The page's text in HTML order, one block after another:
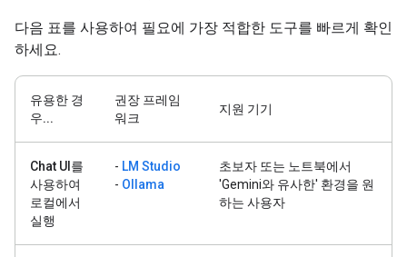
다음 표를 사용하여 필요에 가장 적합한 도구를 빠르게 확인
하세요.
유용한 경
우...
권장 프레임
워크
지원 기기
Chat UI를
사용하여
로컬에서
실행
- LM Studio
- Ollama
초보자 또는 노트북에서
'Gemini와 유사한' 환경을 원
하는 사용자